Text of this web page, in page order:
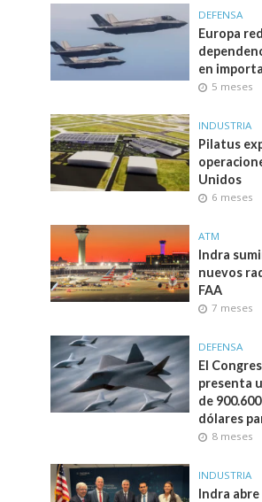
DEFENSA
Europa
en
5 meses
INDUSTRIA
Pilatus
Unidos
6 meses
ATM
Indra
nuevos
FAA
7 meses
DEFENSA
El
presenta
de
dólares
8 meses
INDUSTRIA
Indra